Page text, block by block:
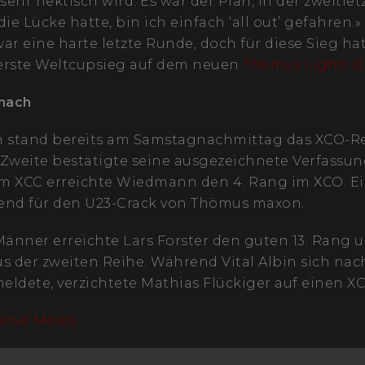
Lücke hatte, bin ich einfach ‘all out’
eine harte letzte Runde, doch für diese Sieg
Weltcupsieg auf dem neuen Thömus
stand bereits am Samstagnachmittag das XCO-
bestätigte seine ausgezeichnete
XCC erreichte Wiedmann den 4. Rang im XCO.
für den U23-Crack von Thömus maxon.
erreichte Lars Forster den guten 13. Rang
der zweiten Reihe. Während Vital Albin sich
verzichtete Mathias Flückiger auf einen
Město